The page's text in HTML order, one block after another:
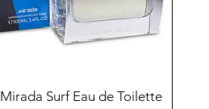
Mirada Surf Eau de Toilette בושם לגבר